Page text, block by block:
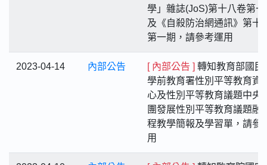
學」雜誌(JoS)第十八卷第一
及《自殺防治網通訊》第十
第一期，請參考運用
2023-04-14 內部公告 [ 內部公告 ] 轉知教育部國民
學前教育署性別平等教育資
心及性別平等教育議題中央
團發展性別平等教育議題融
程教學簡報及學習單，請參
用